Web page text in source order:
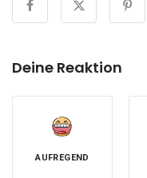
Deine Reaktion
AUFREGEND